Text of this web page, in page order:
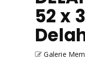
52 x
Galerie